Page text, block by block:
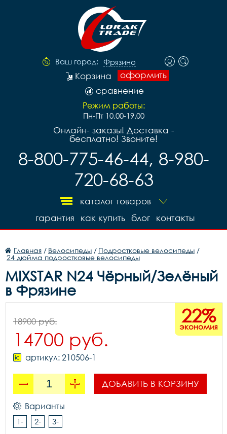
Ваш город: Фрязино
оформить
Корзина
сравнение
Режим работы:
Пн-Пт 10.00-19.00
Онлайн- заказы! Доставка -
бесплатно! Звоните!
8-800-775-46-44, 8-980-
720-68-63
каталог товаров
контакты
блог
как купить
гарантия
Главная / Велосипеды / Подростковые велосипеды /
24 дюйма подростковые велосипеды
MIXSTAR N24 Чёрный/Зелёный
в Фрязине
22%
экономия
18900 руб.
14700 руб.
артикул: 210506-1
ДОБАВИТЬ В КОРЗИНУ
Варианты
1- 2- 3-